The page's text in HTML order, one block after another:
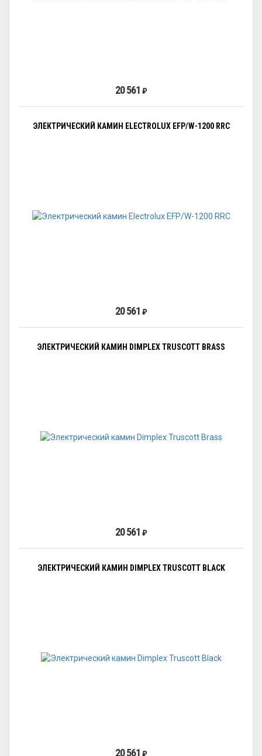
20 561 ₽
ЭЛЕКТРИЧЕСКИЙ КАМИН ELECTROLUX EFP/W-1200 RRC
20 561 ₽
ЭЛЕКТРИЧЕСКИЙ КАМИН DIMPLEX TRUSCOTT BRASS
20 561 ₽
ЭЛЕКТРИЧЕСКИЙ КАМИН DIMPLEX TRUSCOTT BLACK
20 561 ₽